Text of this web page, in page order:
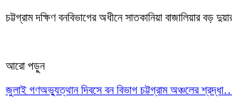
চট্টগ্রাম দক্ষিণ বনবিভাগের অধীনে সাতকানিয়া বাজালিয়ার
আরো পড়ুন
জুলাই গণঅভ্যুত্থান দিবসে বন বিভাগ চট্টগ্রাম অঞ্চলের